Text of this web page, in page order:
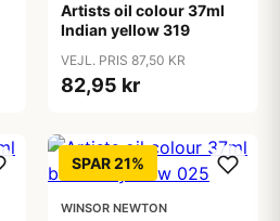
Artists oil colour 37ml
Indian yellow 319
VEJL. PRIS 87,50 KR
82,95 kr
SPAR 21%
WINSOR NEWTON